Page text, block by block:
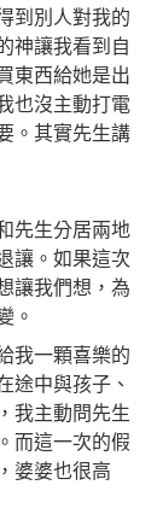
到別人對我的
神讓我看到自
東西給她是出
也沒主動打電
。其實先生講
先生分居兩地
讓。如果這次
讓我們想，為
。
我一顆喜樂的
途中與孩子、
我主動問先生
而這一次的假
婆婆也很高